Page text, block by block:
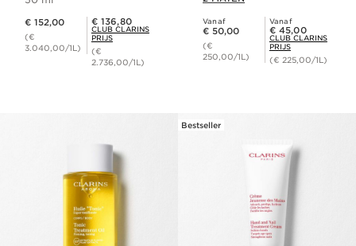
€ 152,00
(€
3.040,00/1L)
Club Clarins Prijs € 136,80
€ 136,80
CLUB CLARINS
PRIJS
(€
2.736,00/1L)
Vanaf
Dit is nu de prijs € 50,00
€ 50,00
(€
250,00/1L)
Vanaf
Club Clarins Prijs € 45,00
€ 45,00
CLUB CLARINS
PRIJS
(€ 225,00/1L)
Bestseller